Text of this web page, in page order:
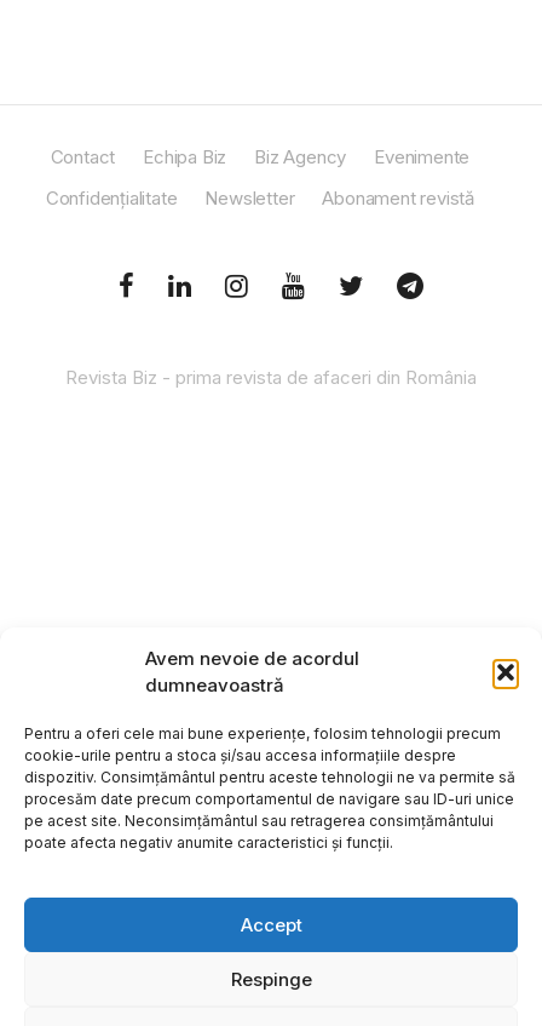
Avem nevoie de acordul
dumneavoastră
Pentru a oferi cele mai bune experiențe, folosim tehnologii precum
cookie-urile pentru a stoca și/sau accesa informațiile despre
dispozitiv. Consimțământul pentru aceste tehnologii ne va permite să
procesăm date precum comportamentul de navigare sau ID-uri unice
pe acest site. Neconsimțământul sau retragerea consimțământului
poate afecta negativ anumite caracteristici și funcții.
Accept
Respinge
Contact Echipa Biz Biz Agency
Evenimente
Confidențialitate
Newsletter Abonament revistă
Revista Biz - prima revista de afaceri din România
Copyright ©2026